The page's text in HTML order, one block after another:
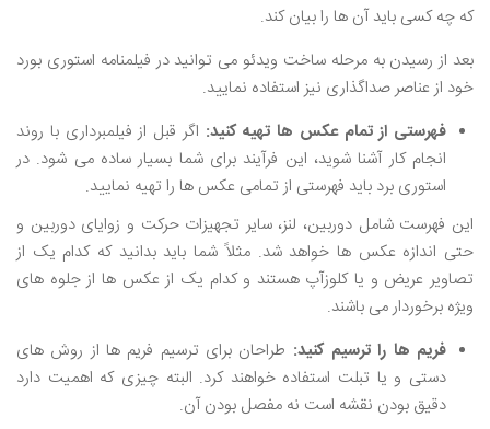
که چه کسی باید آن ها را بیان کند.
بعد از رسیدن به مرحله ساخت ویدئو می ‌توانید در فیلمنامه استوری بورد
خود از عناصر صداگذاری نیز استفاده نمایید.
فهرستی از تمام عکس‌ ها تهیه کنید: اگر قبل از فیلمبرداری با روند
انجام کار آشنا شوید، این فرآیند برای شما بسیار ساده می ‌شود. در
استوری برد باید فهرستی از تمامی عکس‌ ها را تهیه نمایید.
این فهرست شامل دوربین، لنز، سایر تجهیزات حرکت و زوایای دوربین و
حتی اندازه عکس‌ ها خواهد شد. مثلاً شما باید بدانید که کدام یک از
تصاویر عریض و یا کلوزآپ هستند و کدام یک از عکس ‌ها از جلوه‌ های
ویژه برخوردار می‌ باشند.
فریم ‌ها را ترسیم کنید: طراحان برای ترسیم فریم ‌ها از روش ‌های
دستی و یا تبلت استفاده خواهند کرد. البته چیزی که اهمیت دارد
دقیق بودن نقشه است نه مفصل بودن آن.